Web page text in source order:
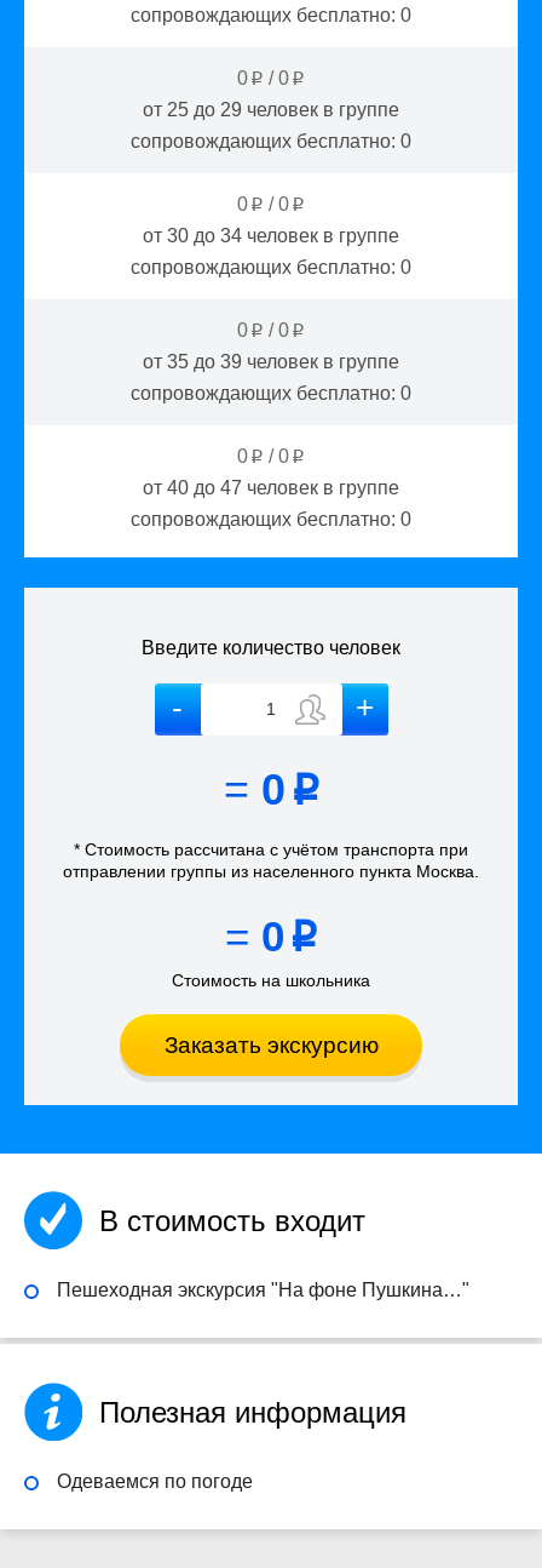
сопровождающих бесплатно: 0
0 p /0 p
от 25 до 29 человек в группе
сопровождающих бесплатно: 0
0 p /0 p
от 30 до 34 человек в группе
сопровождающих бесплатно: 0
0 p /0 p
от 35 до 39 человек в группе
сопровождающих бесплатно: 0
0 p /0 p
от 40 до 47 человек в группе
сопровождающих бесплатно: 0
Введите количество человек
= 0 p
* Стоимость рассчитана с учётом транспорта при
отправлении группы из населенного пункта Москва
= 0 p
Стоимость на школьника
Заказать экскурсию
В стоимость входит
Пешеходная экскурсия "На фоне Пушкина…"
Полезная информация
Одеваемся по погоде